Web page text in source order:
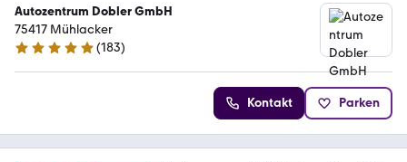
Autozentrum Dobler GmbH
75417 Mühlacker
4.8 Sterne
(183)
Kontakt Parken